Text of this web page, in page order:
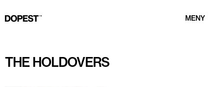
MENY
THE HOLDOVERS